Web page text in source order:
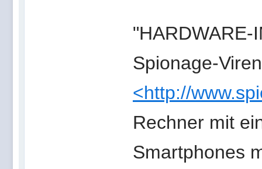
"HARDWARE-
Spionage-
<http://
Rechner mit
Smartphones